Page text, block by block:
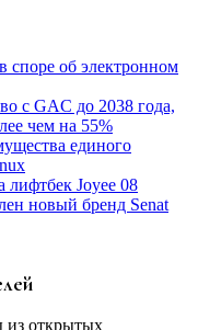
споре об электронном
с GAC до 2038 года,
чем на 55%
единого
лифтбек Joyee 08
новый бренд Senat
из открытых